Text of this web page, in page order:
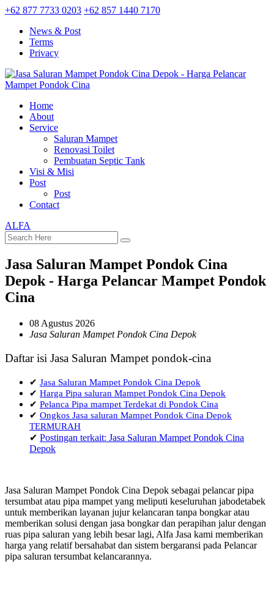
+62 877 7733 0203 +62 857 1440 7170
News & Post
Terms
Privacy
Home
About
Service
Saluran Mampet
Renovasi Toilet
Pembuatan Septic Tank
Visi & Misi
Post
Post
Contact
ALFA
Jasa Saluran Mampet Pondok Cina
Depok - Harga Pelancar Mampet Pondok
Cina
08 Agustus 2026
Jasa Saluran Mampet Pondok Cina Depok
Daftar isi Jasa Saluran Mampet pondok-cina
✔ Jasa Saluran Mampet Pondok Cina Depok
✔ Harga Pipa saluran Mampet Pondok Cina Depok
✔ Pelanca Pipa mampet Terdekat di Pondok Cina
✔ Ongkos Jasa saluran Mampet Pondok Cina Depok
TERMURAH
✔ Postingan terkait: Jasa Saluran Mampet Pondok Cina
Depok
Jasa Saluran Mampet Pondok Cina Depok sebagai pelancar pipa
tersumbat atau pipa mampet yang meliputi keseluruhan jabodetabek
untuk memberikan layanan jujur kelancaran tanpa bongkar atau
memberikan solusi dengan jasa bongkar dan perapihan jalur dengan
ruas pipa saluran yang lebih besar lagi, Alfa Jasa kami memberikan
harga yang relatif bersahabat dan sistem bergaransi pada Pelancar
pipa saluran tersumbat kelancarannya.